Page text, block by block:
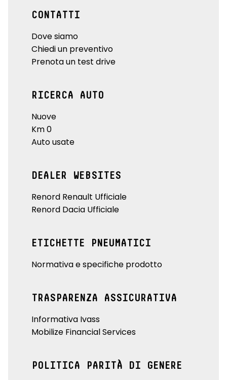
CONTATTI
Dove siamo
Chiedi un preventivo
Prenota un test drive
RICERCA AUTO
Nuove
Km 0
Auto usate
DEALER WEBSITES
Renord Renault Ufficiale
Renord Dacia Ufficiale
ETICHETTE PNEUMATICI
Normativa e specifiche prodotto
TRASPARENZA ASSICURATIVA
Informativa Ivass
Mobilize Financial Services
POLITICA PARITÀ DI GENERE